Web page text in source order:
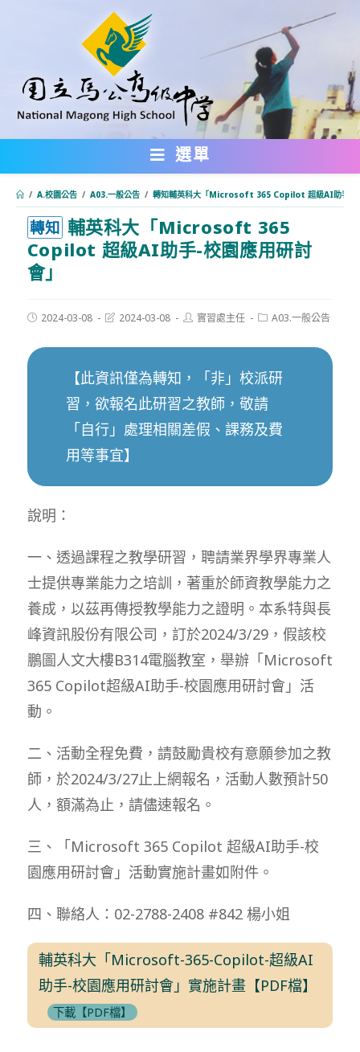
內
選單
/ A.校園公告 / A03.一般公告 / 轉知輔英科大「Microsoft 365 Copilot 超級AI助手-校
轉知 輔英科大「Microsoft 365
Copilot 超級AI助手-校園應用研討
會」
Post2024-03-08
Post2024-03-08
Post實習處主任
PostA03.一般公告
【此資訊僅為轉知，「非」校派研
習，欲報名此研習之教師，敬請
「自行」處理相關差假、課務及費
用等事宜】
說明：
一、透過課程之教學研習，聘請業界學界專業人
士提供專業能力之培訓，著重於師資教學能力之
養成，以茲再傳授教學能力之證明。本系特與長
峰資訊股份有限公司，訂於2024/3/29，假該校
鵬圖人文大樓B314電腦教室，舉辦「Microsoft
365 Copilot超級AI助手-校園應用研討會」活
動。
二、活動全程免費，請鼓勵貴校有意願參加之教
師，於2024/3/27止上網報名，活動人數預計50
人，額滿為止，請儘速報名。
三、「Microsoft 365 Copilot 超級AI助手-校
園應用研討會」活動實施計畫如附件。
四、聯絡人：02-2788-2408 #842 楊小姐
輔英科大「Microsoft-365-Copilot-超級AI
助手-校園應用研討會」實施計畫【PDF檔】
下載【PDF檔】